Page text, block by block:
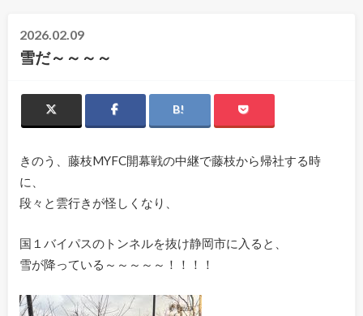
2026.02.09
雪だ～～～～
きのう、藤枝MYFC開幕戦の中継で藤枝から帰社する時
に、
段々と雲行きが怪しくなり、
国１バイパスのトンネルを抜け静岡市に入ると、
雪が降っている～～～～～！！！！